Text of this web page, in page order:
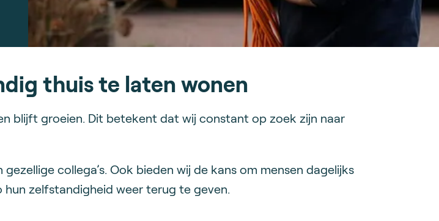
thuis te laten wonen
blijft groeien. Dit betekent dat wij constant op zoek zijn naar
collega’s. Ook bieden wij de kans om mensen dagelijks
zelfstandigheid weer terug te geven.